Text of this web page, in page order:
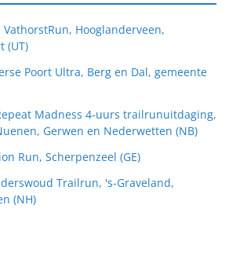
VathorstRun, Hooglanderveen,
(UT)
Poort Ultra, Berg en Dal, gemeente
Madness 4-uurs trailrunuitdaging,
Gerwen en Nederwetten (NB)
Run, Scherpenzeel (GE)
Trailrun, 's-Graveland,
(NH)